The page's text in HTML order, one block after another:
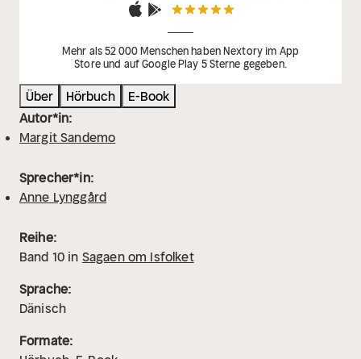
Mehr als 52 000 Menschen haben Nextory im App
Store und auf Google Play 5 Sterne gegeben.
Über Hörbuch
E-Book
Autor*in:
Margit Sandemo
Sprecher*in:
Anne Lynggård
Reihe:
Band 10 in Sagaen om Isfolket
Sprache:
Dänisch
Formate: